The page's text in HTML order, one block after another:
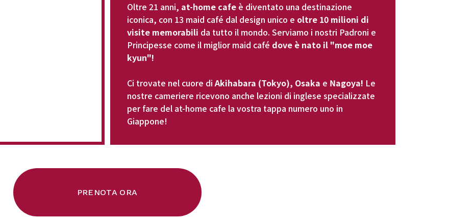
Oltre 21 anni, at-home cafe è diventato una destinazione
iconica, con 13 maid café dal design unico e oltre 10 milioni di
visite memorabili da tutto il mondo. Serviamo i nostri Padroni e
Principesse come il miglior maid café dove è nato il "moe moe
kyun"!
Ci trovate nel cuore di Akihabara (Tokyo), Osaka e Nagoya! Le
nostre cameriere ricevono anche lezioni di inglese specializzate
per fare del at-home cafe la vostra tappa numero uno in
Giappone!
PRENOTA ORA